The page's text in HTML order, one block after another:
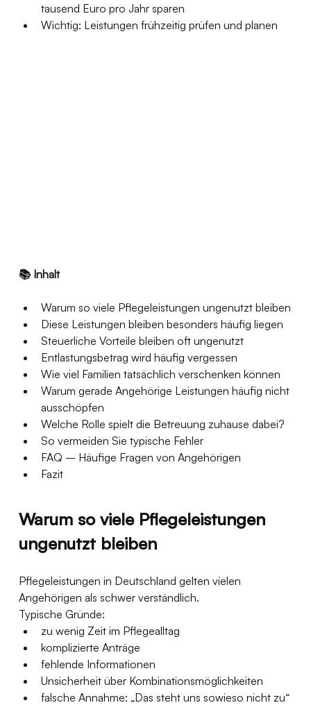
tausend Euro pro Jahr sparen
Wichtig: Leistungen frühzeitig prüfen und planen
📚 Inhalt
Warum so viele Pflegeleistungen ungenutzt bleiben
Diese Leistungen bleiben besonders häufig liegen
Steuerliche Vorteile bleiben oft ungenutzt
Entlastungsbetrag wird häufig vergessen
Wie viel Familien tatsächlich verschenken können
Warum gerade Angehörige Leistungen häufig nicht
ausschöpfen
Welche Rolle spielt die Betreuung zuhause dabei?
So vermeiden Sie typische Fehler
FAQ – Häufige Fragen von Angehörigen
Fazit
Warum so viele Pflegeleistungen
ungenutzt bleiben
Pflegeleistungen in Deutschland gelten vielen
Angehörigen als schwer verständlich.
Typische Gründe:
zu wenig Zeit im Pflegealltag
komplizierte Anträge
fehlende Informationen
Unsicherheit über Kombinationsmöglichkeiten
falsche Annahme: „Das steht uns sowieso nicht zu“